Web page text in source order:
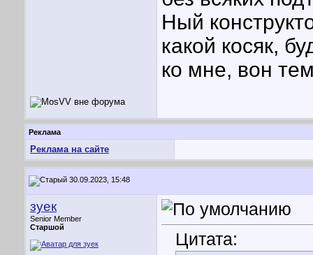
Ный
какой косяк,
ко мне, вон
Реклама
Реклама на сайте
30.09.2023, 15:48
зуек
Senior Member
Старшой
Цитата: